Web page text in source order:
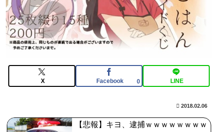
X Facebook 0 LINE
2018.02.06
【悲報】キヨ、逮捕ｗｗｗｗｗｗｗｗ